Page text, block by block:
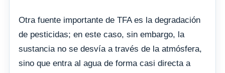
Otra fuente importante de TFA es la degradación
de pesticidas; en este caso, sin embargo, la
sustancia no se desvía a través de la atmósfera,
sino que entra al agua de forma casi directa a